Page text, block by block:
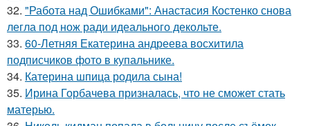
32. "Работа над Ошибками": Анастасия Костенко снова
легла под нож ради идеального декольте.
33. 60-Летняя Екатерина андреева восхитила
подписчиков фото в купальнике.
34. Катерина шпица родила сына!
35. Ирина Горбачева призналась, что не сможет стать
матерью.